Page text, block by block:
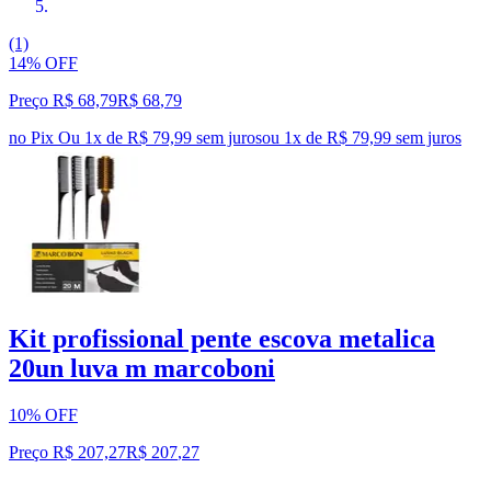
(1)
14% OFF
Preço R$ 68,79R$ 68,79
no Pix Ou 1x de R$ 79,99 sem jurosou 1x de R$ 79,99 sem juros
Kit profissional pente escova metalica
20un luva m marcoboni
10% OFF
Preço R$ 207,27R$ 207,27